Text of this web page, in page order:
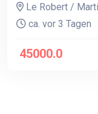
Le Robert /
ca. vor 3 Tagen
45000.0